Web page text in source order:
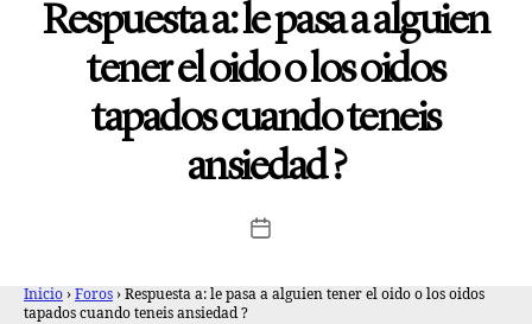
Respuesta a: le pasa a alguien
tener el oido o los oidos
tapados cuando teneis
ansiedad ?
Inicio › Foros › Respuesta a: le pasa a alguien tener el oido o los oidos
tapados cuando teneis ansiedad ?